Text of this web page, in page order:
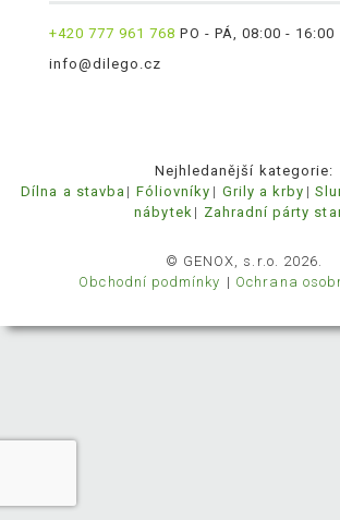
+420 777 961 768 PO - PÁ, 08:00 - 16:00
info@dilego.cz
Nejhledanější kategorie:
Dílna a stavba
Fóliovníky Grily a krby
nábytek
Zahradní párty
© GENOX, s.r.o. 2026.
Obchodní podmínky
Ochrana